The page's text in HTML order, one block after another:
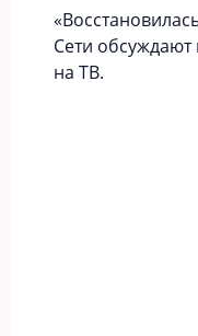
Сети
на ТВ.